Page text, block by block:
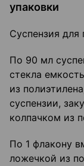
упаковки
Суспензия для
По 90 мл
стекла
из
суспензии,
колпачком из
По 1 флакону
ложечкой из